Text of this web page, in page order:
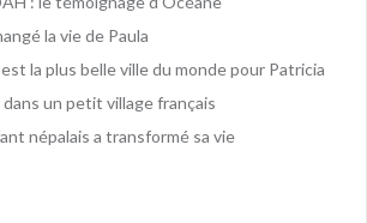
la vie de Paula
la plus belle ville du monde pour Patricia
un petit village français
népalais a transformé sa vie